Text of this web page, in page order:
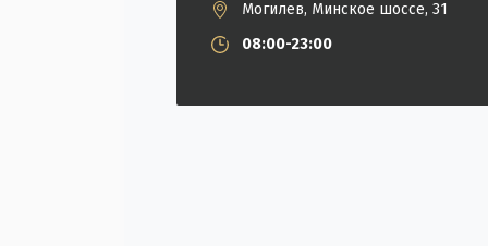
Могилев, Минское шоссе, 31
08:00-23:00